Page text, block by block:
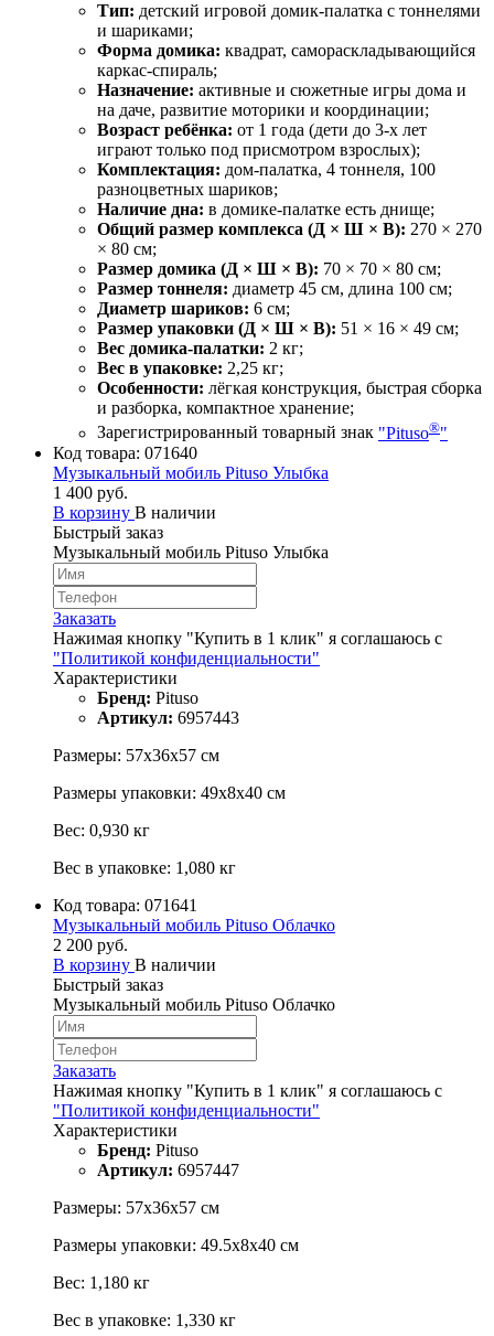
Тип: детский игровой домик-палатка с тоннелями
и шариками;
Форма домика: квадрат, самораскладывающийся
каркас-спираль;
Назначение: активные и сюжетные игры дома и
на даче, развитие моторики и координации;
Возраст ребёнка: от 1 года (дети до 3-х лет
играют только под присмотром взрослых);
Комплектация: дом-палатка, 4 тоннеля, 100
разноцветных шариков;
Наличие дна: в домике-палатке есть днище;
Общий размер комплекса (Д × Ш × В): 270 × 270
× 80 см;
Размер домика (Д × Ш × В): 70 × 70 × 80 см;
Размер тоннеля: диаметр 45 см, длина 100 см;
Диаметр шариков: 6 см;
Размер упаковки (Д × Ш × В): 51 × 16 × 49 см;
Вес домика-палатки: 2 кг;
Вес в упаковке: 2,25 кг;
Особенности: лёгкая конструкция, быстрая сборка
и разборка, компактное хранение;
Зарегистрированный товарный знак "Pituso®"
Код товара: 071640
Музыкальный мобиль Pituso Улыбка
1 400 руб.
В корзину В наличии
Быстрый заказ
Музыкальный мобиль Pituso Улыбка
Заказать
Нажимая кнопку "Купить в 1 клик" я соглашаюсь с
"Политикой конфиденциальности"
Характеристики
Бренд: Pituso
Артикул: 6957443
Размеры: 57х36х57 см
Размеры упаковки: 49х8х40 см
Вес: 0,930 кг
Вес в упаковке: 1,080 кг
Код товара: 071641
Музыкальный мобиль Pituso Облачко
2 200 руб.
В корзину В наличии
Быстрый заказ
Музыкальный мобиль Pituso Облачко
Заказать
Нажимая кнопку "Купить в 1 клик" я соглашаюсь с
"Политикой конфиденциальности"
Характеристики
Бренд: Pituso
Артикул: 6957447
Размеры: 57х36х57 см
Размеры упаковки: 49.5х8х40 см
Вес: 1,180 кг
Вес в упаковке: 1,330 кг